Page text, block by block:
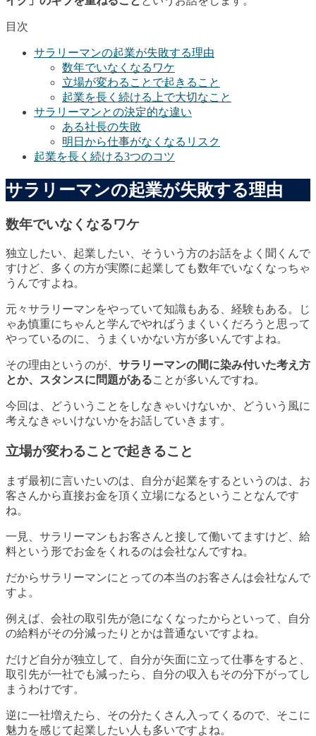
目次
サラリーマンの起業が失敗する理由
数年でいなくなるワケ
立場が変わることで起きること
起業を長く続ける上で大切なこと
サラリーマンとの決定的な違い
ある社長の失敗
明日から仕事がなくなるリスク
起業を長く続ける3つのコツ
サラリーマンの起業が失敗する理由
数年でいなくなるワケ
独立したい、起業したい、そういう方のお話をよく聞くんで
すけど、多くの方が実際に起業しても数年でいなくなっちゃ
うんですよね。
元々サラリーマンをやっていて知識もある、経験もある。じ
ゃあ慎重にちゃんと学んでやればうまくいくだろうと思って
やっているのに、うまくいかない方が多いんですよね。
その理由というのが、 サラリーマンの間に染み付いた考え方
とか、スタンスに問題があることが多いんですね。
今回は、どういうことをしなきゃいけないか、どういう風に
考えなきゃいけないかをお話していきます。
立場が変わることで起きること
まず最初に言いたいのは、自分が起業をするというのは、お
客さんから直接お金を頂く立場になるということなんです
ね。
一見、サラリーマンもお客さんと接して働いてますけど、給
料という形でお金をくれるのは会社なんですね。
だからサラリーマンにとっての本当のお客さんは会社なんで
すよ。
例えば、会社の取引先が急になくなったからといって、自分
の給料がその分減ったりとかは普通ないですよね。
だけど自分が独立して、自分が矢面に立って仕事をすると、
取引先が一社でも減ったら、自分の収入もその分下がってし
まうわけです。
逆に一社増えたら、その分たくさん入ってくるので、そこに
魅力を感じて起業したい人も多いですよね。